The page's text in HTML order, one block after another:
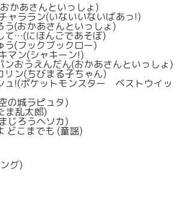
かあさんといっしょ)
ャララン(いないいないばあっ!)
う(おかあさんといっしょ)
て…(にほんごであそぼ)
う(フックブックロー)
マン(シャキーン!)
ンおうえんだん(おかあさんといっしょ)
リン(ちびまる子ちゃん)
ュ!(ポケットモンスター ベストウイッ
の城ラピュタ)
ま乱太郎)
じろうヘソカ)
どこまでも (童謡)
グ)